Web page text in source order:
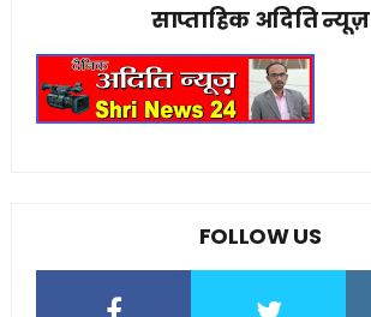
साप्ताहिक अदिति न्यूज़
FOLLOW US